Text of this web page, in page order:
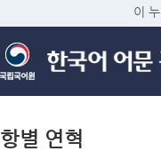
이
항별 연혁